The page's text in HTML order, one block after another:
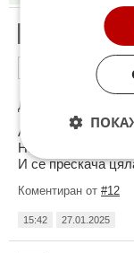
Чаакай
До коментар
А в кореа на север
Направо отиваш
И се прескача
Коментиран от #12
15:42 27.01.2025